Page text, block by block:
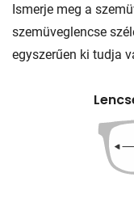
Ismerje meg a
szemüveglencse
egyszerűen ki tudja